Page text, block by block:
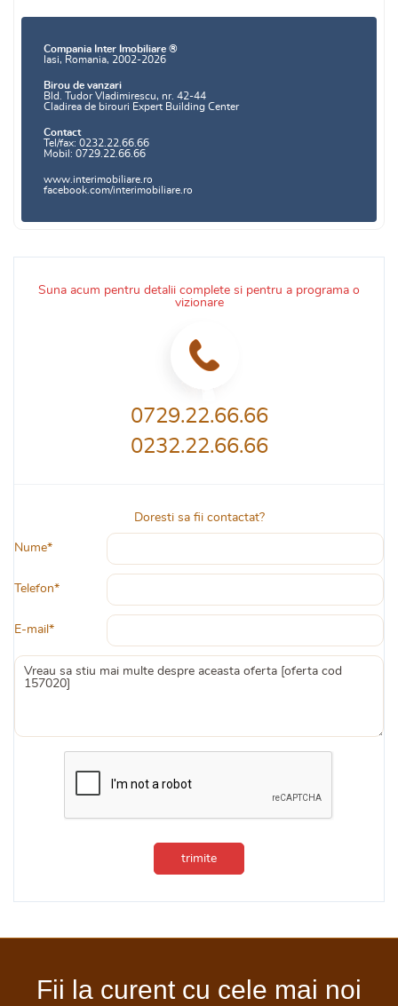
Suna acum pentru detalii complete si pentru a programa o
vizionare
0729.22.66.66
0232.22.66.66
Doresti sa fii contactat?
Nume*
Telefon*
E-mail*
trimite
Compania Inter Imobiliare ®
Iasi, Romania, 2002-2026
Birou de vanzari
Bld. Tudor Vladimirescu, nr. 42-44
Cladirea de birouri Expert Building Center
Contact
Tel/fax: 0232.22.66.66
Mobil: 0729.22.66.66
www.interimobiliare.ro
facebook.com/interimobiliare.ro
Fii la curent cu cele mai noi